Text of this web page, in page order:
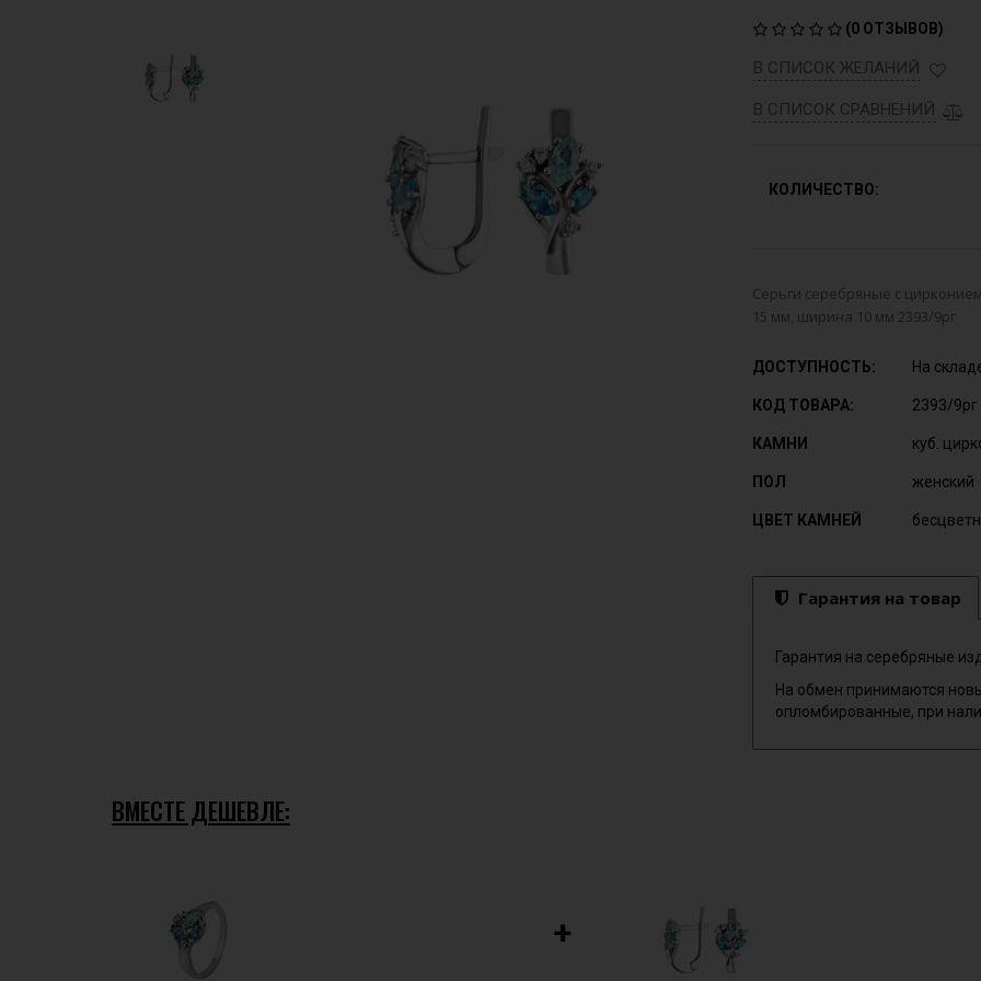
(0 ОТЗЫВОВ)
В СПИСОК ЖЕЛАНИЙ
В СПИСОК СРАВНЕНИЙ
КОЛИЧЕСТВО:
Серьги серебряные с
15 мм, ширина 10 мм 2393/9рг
ДОСТУПНОСТЬ: На
КОД ТОВАРА: 2393/9рг
КАМНИ куб.
ПОЛ женский
ЦВЕТ КАМНЕЙ
Гарантия на товар
Гарантия на серебряные
На обмен принимаются
опломбированные, при
ВМЕСТЕ ДЕШЕВЛЕ:
+